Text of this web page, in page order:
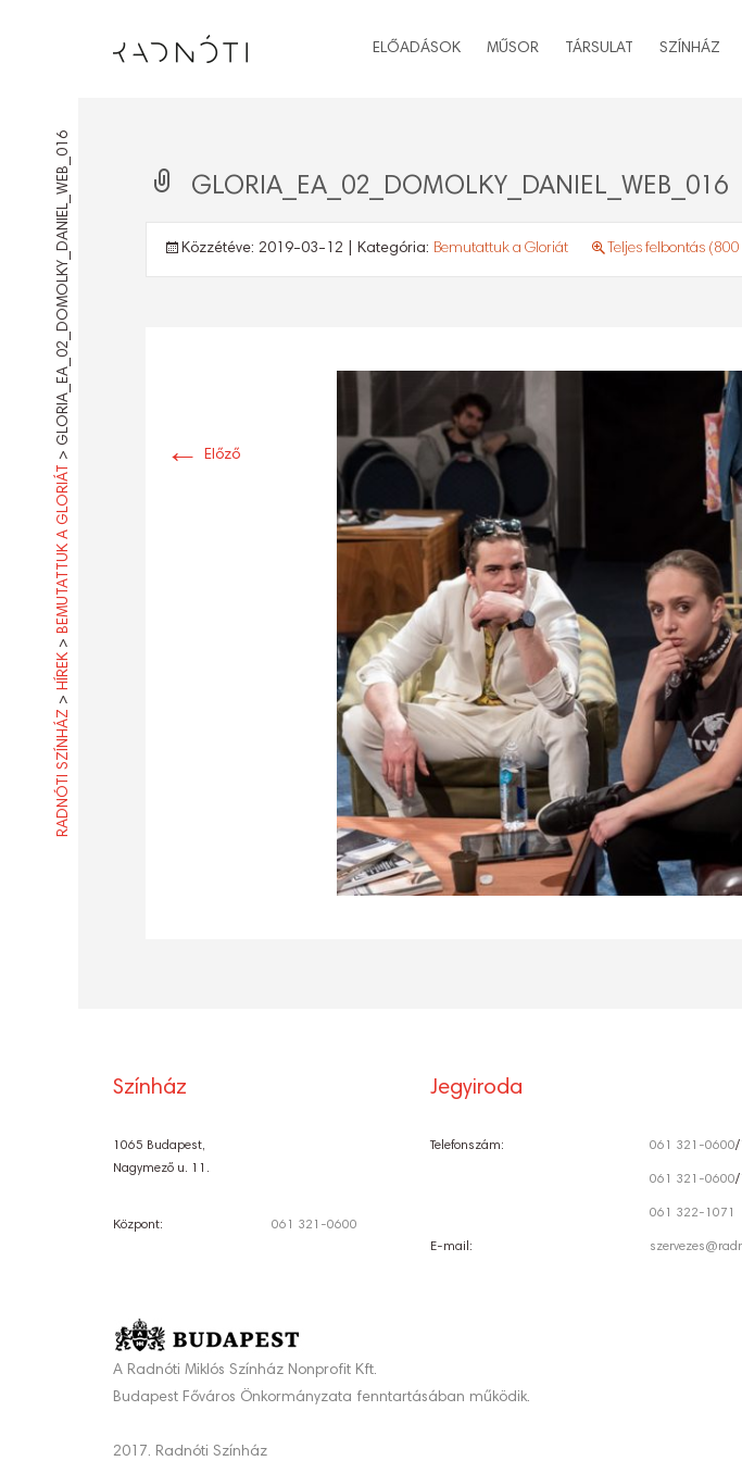
ELŐADÁSOK MŰSOR TÁRSULAT SZÍNHÁZ
RADNÓTI SZÍNHÁZ
>
HÍREK
>
BEMUTATTUK A GLORIÁT
>
GLORIA_EA_02_DOMOLKY_DANIEL_WEB_016 GLORIA_EA_02_DOMOLKY_DANIEL_WEB_016
Közzétéve: 2019-03-12 | Kategória: Bemutattuk a Gloriát Teljes felbontás
← Előző
Színház
1065 Budapest,
Nagymező u. 11.
Központ: 061 321-0600
Jegyiroda
Telefonszám: 061 321-0600/
061 321-0600/
061 322-1071
E-mail:
A Radnóti Miklós Színház Nonprofit Kft.
Budapest Főváros Önkormányzata fenntartásában működik.
2017. Radnóti Színház